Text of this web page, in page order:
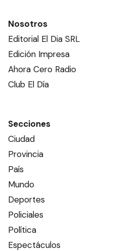
Nosotros
Editorial El Dia SRL
Edición Impresa
Ahora Cero Radio
Club El Día
Secciones
Ciudad
Provincia
País
Mundo
Deportes
Policiales
Política
Espectáculos